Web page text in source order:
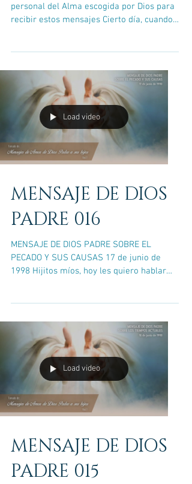
personal del Alma escogida por Dios para
recibir estos mensajes Cierto día, cuando
Load video
MENSAJE DE DIOS
PADRE 016
MENSAJE DE DIOS PADRE SOBRE EL
PECADO Y SUS CAUSAS 17 de junio de
1998 Hijitos míos, hoy les quiero hablar
Load video
MENSAJE DE DIOS
PADRE 015